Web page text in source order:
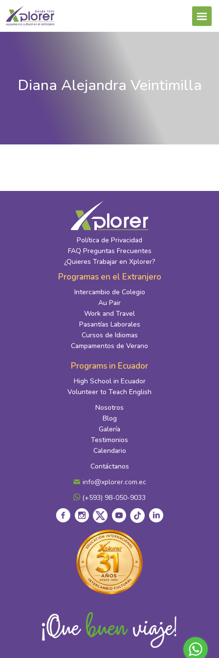
Diana Alejandra Veintimilla
Política de Privacidad
FAQ Preguntas Frecuentes
¿Quieres Trabajar en Xplorer?
Programas en el Extranjero
Intercambio de Colegio
Au Pair
Work and Travel
Pasantías Laborales
Cursos de Idiomas
Campamentos de Verano
Programs in Ecuador
High School in Ecuador
Volunteer to Teach English
Nosotros
Blog
Galería
Testimonios
Calendario
Contáctanos
info@xplorer.com.ec
(+593) 98-050-9033